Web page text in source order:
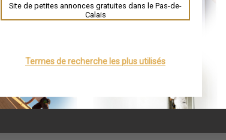
Auch
Grenoble
Saint-Étienne
Le Puy-en-Velay
Cahors
Site de petites annonces gratuites dans le Pas-de-
Calais
Termes de recherche les plus utilisés